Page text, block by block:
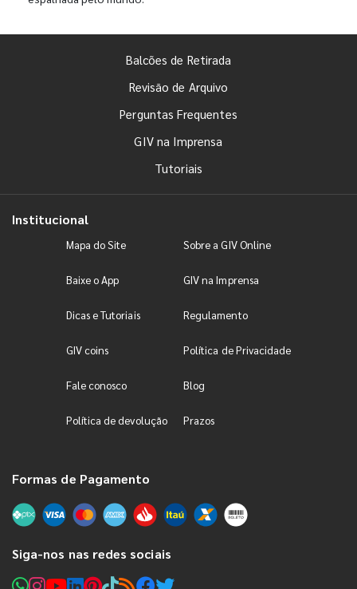
Balcões de Retirada
Revisão de Arquivo
Perguntas Frequentes
GIV na Imprensa
Tutoriais
Institucional
Mapa do Site Sobre a GIV Online
Baixe o App GIV na Imprensa
Dicas e Tutoriais Regulamento
GIV coins Política de Privacidade
Fale conosco Blog
Política de devolução Prazos
Formas de Pagamento
Siga-nos nas redes sociais